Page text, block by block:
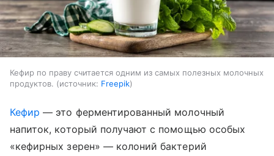
Кефир по праву считается одним из самых полезных молочных
продуктов.
источник: Freepik
Кефир — это ферментированный молочный
напиток, который получают с помощью особых
«кефирных зерен» — колоний бактерий